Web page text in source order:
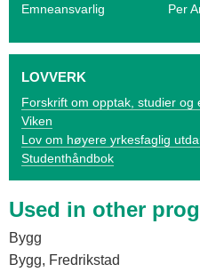
o
g
V
i
k
e
n
Emneansvarlig Per
LOVVERK
Forskrift om opptak, studier og
Viken
Lov om høyere yrkesfaglig
Studenthåndbok
Used in other
Bygg
Bygg, Fredrikstad